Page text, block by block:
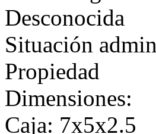
Desconocida
Situación
Propiedad
Dimensiones:
Caja: 7x5x2.5